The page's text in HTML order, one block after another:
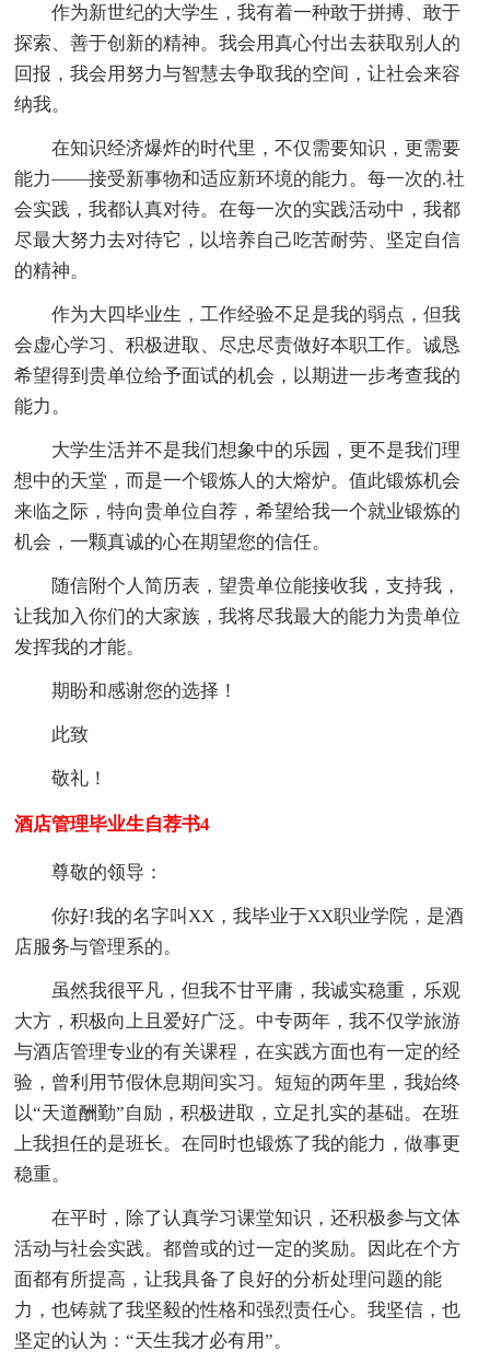
作为新世纪的大学生，我有着一种敢于拼搏、敢于
探索、善于创新的精神。我会用真心付出去获取别人的
回报，我会用努力与智慧去争取我的空间，让社会来容
纳我。
在知识经济爆炸的时代里，不仅需要知识，更需要
能力——接受新事物和适应新环境的能力。每一次的.社
会实践，我都认真对待。在每一次的实践活动中，我都
尽最大努力去对待它，以培养自己吃苦耐劳、坚定自信
的精神。
作为大四毕业生，工作经验不足是我的弱点，但我
会虚心学习、积极进取、尽忠尽责做好本职工作。诚恳
希望得到贵单位给予面试的机会，以期进一步考查我的
能力。
大学生活并不是我们想象中的乐园，更不是我们理
想中的天堂，而是一个锻炼人的大熔炉。值此锻炼机会
来临之际，特向贵单位自荐，希望给我一个就业锻炼的
机会，一颗真诚的心在期望您的信任。
随信附个人简历表，望贵单位能接收我，支持我，
让我加入你们的大家族，我将尽我最大的能力为贵单位
发挥我的才能。
期盼和感谢您的选择！
此致
敬礼！
酒店管理毕业生自荐书4
尊敬的领导：
你好!我的名字叫XX，我毕业于XX职业学院，是酒
店服务与管理系的。
虽然我很平凡，但我不甘平庸，我诚实稳重，乐观
大方，积极向上且爱好广泛。中专两年，我不仅学旅游
与酒店管理专业的有关课程，在实践方面也有一定的经
验，曾利用节假休息期间实习。短短的两年里，我始终
以“天道酬勤”自励，积极进取，立足扎实的基础。在班
上我担任的是班长。在同时也锻炼了我的能力，做事更
稳重。
在平时，除了认真学习课堂知识，还积极参与文体
活动与社会实践。都曾或的过一定的奖励。因此在个方
面都有所提高，让我具备了良好的分析处理问题的能
力，也铸就了我坚毅的性格和强烈责任心。我坚信，也
坚定的认为：“天生我才必有用”。